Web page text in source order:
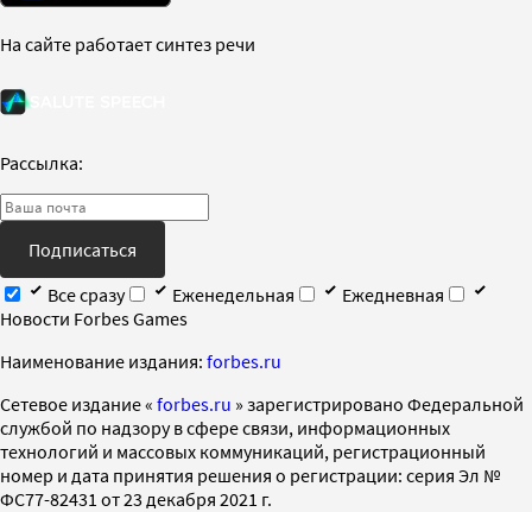
На сайте работает синтез речи
Рассылка:
Подписаться
Все сразу
Еженедельная
Ежедневная
Новости Forbes Games
Наименование издания: forbes.ru
Cетевое издание « forbes.ru » зарегистрировано Федеральной
службой по надзору в сфере связи, информационных
технологий и массовых коммуникаций, регистрационный
номер и дата принятия решения о регистрации: серия Эл №
ФС77-82431 от 23 декабря 2021 г.